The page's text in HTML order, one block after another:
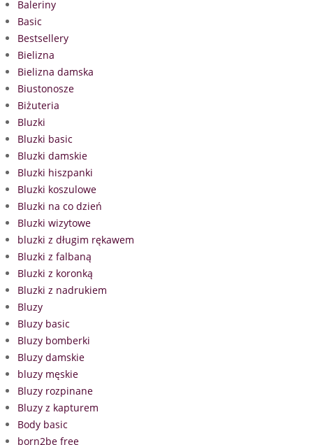
Baleriny
Basic
Bestsellery
Bielizna
Bielizna damska
Biustonosze
Biżuteria
Bluzki
Bluzki basic
Bluzki damskie
Bluzki hiszpanki
Bluzki koszulowe
Bluzki na co dzień
Bluzki wizytowe
bluzki z długim rękawem
Bluzki z falbaną
Bluzki z koronką
Bluzki z nadrukiem
Bluzy
Bluzy basic
Bluzy bomberki
Bluzy damskie
bluzy męskie
Bluzy rozpinane
Bluzy z kapturem
Body basic
born2be free